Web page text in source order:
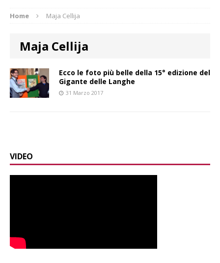
Home Maja Cellija
Maja Cellija
Ecco le foto più belle della 15° edizione del
Gigante delle Langhe
31 Marzo 2017
VIDEO